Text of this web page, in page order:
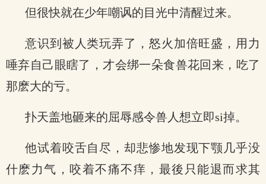
但很快就在少年嘲讽的目光中清醒过来。
意识到被人类玩弄了，怒火加倍旺盛，用力
唾弃自己眼瞎了，才会绑一朵食兽花回来，吃了
那麽大的亏。
扑天盖地砸来的屈辱感令兽人想立即si掉。
他试着咬舌自尽，却悲惨地发现下颚几乎没
什麽力气，咬着不痛不痒，最後只能退而求其